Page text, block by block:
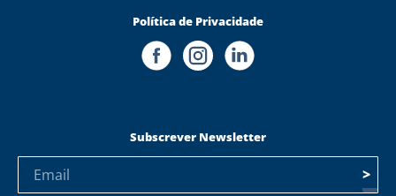
Política de Privacidade
Subscrever Newsletter
>